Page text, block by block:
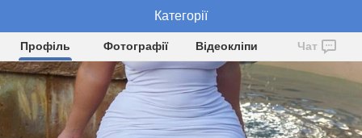
NylonQueen
Профіль Фотографії Відеокліпи Чат
Категорії